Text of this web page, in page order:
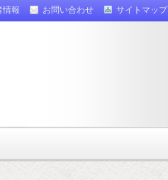
情報 お問い合わせ サイトマップ